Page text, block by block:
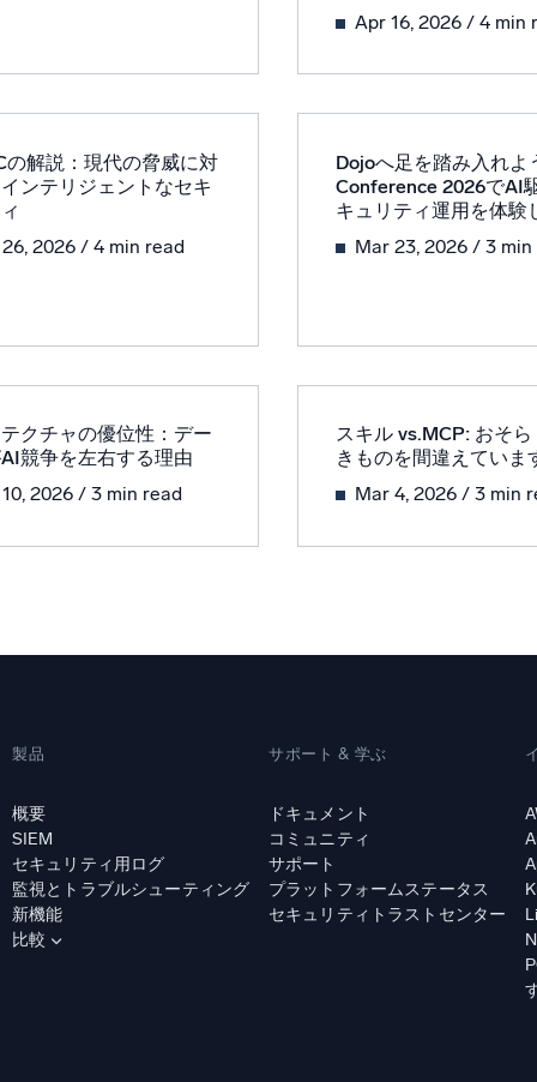
Apr 16, 2026 / 4 min
の解説：現代の脅威に対
ンテリジェントなセキ
2026 / 4 min read
Dojoへ足を踏み入れよ
Conference 2026でAI
キュリティ運用を体験
Mar 23, 2026 / 3 min
クチャの優位性：デー
競争を左右する理由
2026/ 3 min read
スキル vs.MCP: おそ
きものを間違えていま
Mar 4, 2026 / 3 min
製品
概要
SIEM
セキュリティ用ログ
監視とトラブルシューティング
新機能
比較
サポート & 学ぶ
ドキュメント
コミュニティ
サポート
プラットフォームステータス
セキュリティトラストセンター